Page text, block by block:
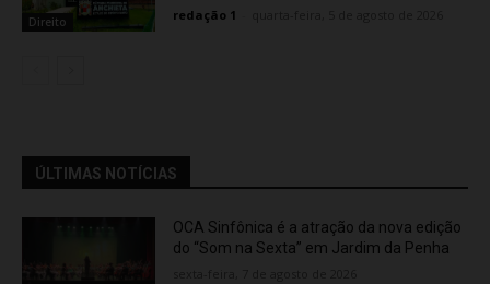
Direito redação 1
ÚLTIMAS NOTÍCIAS
OCA Sinfônica é a atração da nova edição
do “Som na Sexta” em Jardim da Penha